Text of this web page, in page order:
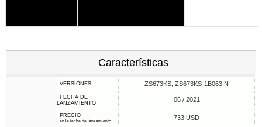
Características
VERSIONES ZS673KS, ZS673KS-1B063IN
FECHA DE
LANZAMIENTO
06 / 2021
PRECIO
en la fecha de lanzamiento 733 USD